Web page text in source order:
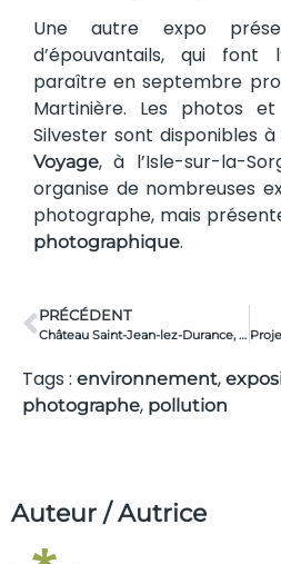
Une autre expo
d’épouvantails, qui font
paraître en septembre
Martinière. Les photos
Silvester sont disponibles
Voyage, à l’Isle-sur-la-
organise de nombreuses
photographe, mais
photographique.
PRÉCÉDENT
Château Saint-Jean-lez-Durance, la biodiversité pour credo
Tags : environnement,
photographe, pollution
Auteur / Autrice